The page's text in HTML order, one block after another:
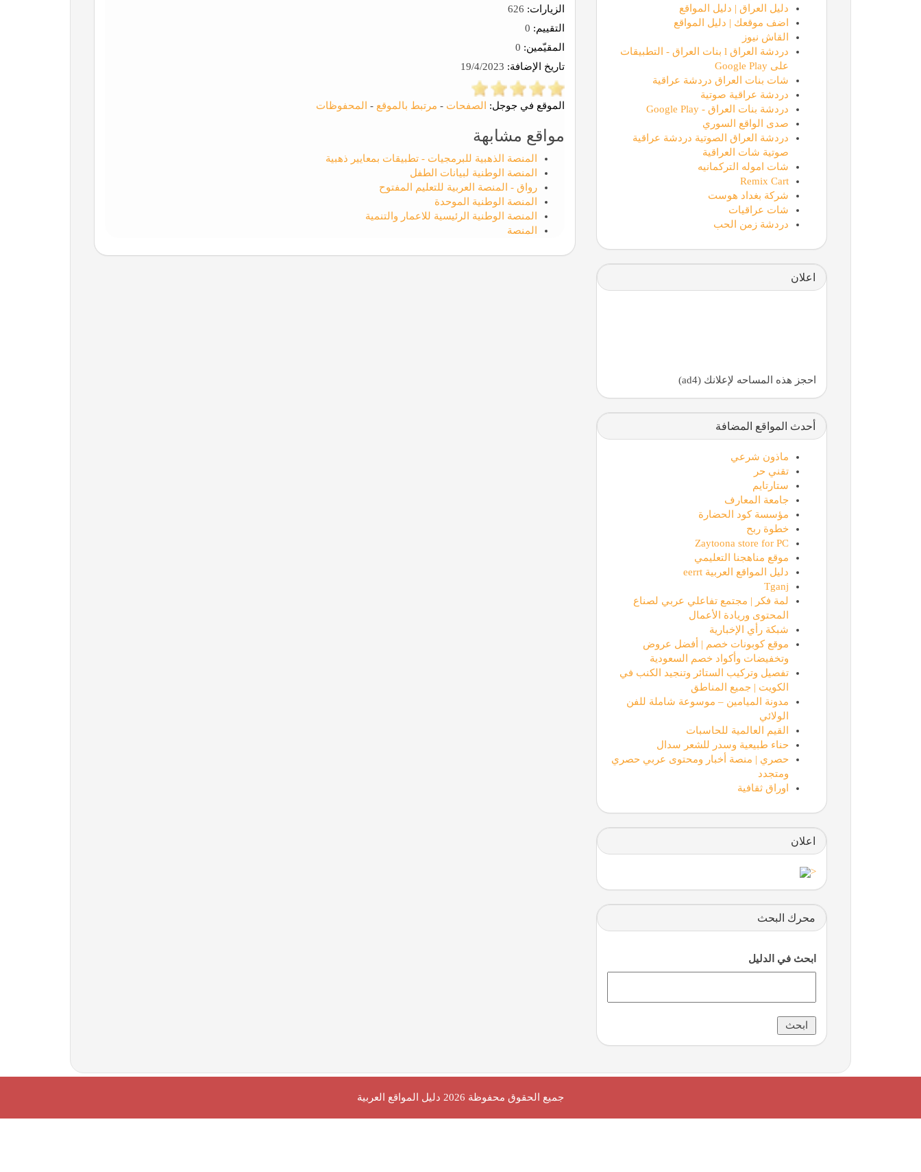
الزيارات:
التقييم:
المقيّمين:
تاريخ الإضافة:
الموقع في جوجل: الصفحات - مرتبط بالموقع - المحفوظات
مواقع مشابهة
المنصة الذهبية للبرمجيات - تطبيقات بمعايير ذهبية
المنصة الوطنية لبيانات الطفل
رواق - المنصة العربية للتعليم المفتوح
المنصة الوطنية الموحدة
المنصة الوطنية الرئيسية للاعمار والتنمية
المنصة
دليل العراق | دليل المواقع
اضف موقعك | دليل المواقع
القاش نيوز
دردشة العراق l بنات العراق - التطبيقات
على Google Play
شات بنات العراق دردشة عراقية
دردشة عراقية صوتية
دردشة بنات العراق - Google Play
صدى الواقع السوري
دردشة العراق الصوتية دردشة عراقية
صوتية شات العراقية
شات اموله التركمانيه
Remix Cart
شركة بغداد هوست
شات عراقيات
دردشة زمن الحب
اعلان
احجز هذه المساحه لإعلانك (ad4)
أحدث المواقع المضافة
ماذون شرعي
تقني حر
ستارتايم
جامعة المعارف
مؤسسة كود الحضارة
خطوة ربح
Zaytoona store for PC
موقع مناهجنا التعليمي
دليل المواقع العربية eerrt
Tganj
لمة فكر | مجتمع تفاعلي عربي لصناع
المحتوى وريادة الأعمال
شبكة رأي الإخبارية
موقع كوبونات خصم | أفضل عروض
وتخفيضات وأكواد خصم السعودية
تفصيل وتركيب الستائر وتنجيد الكنب في
الكويت | جميع المناطق
مدونة الميامين – موسوعة شاملة للفن
الولائي
القيم العالمية للحاسبات
حناء طبيعية وسدر للشعر سدال
حصري | منصة أخبار ومحتوى عربي حصري
ومتجدد
اوراق ثقافية
اعلان
<
محرك البحث
ابحث في الدليل
جميع الحقوق محفوظة 2026 دليل المواقع العربية